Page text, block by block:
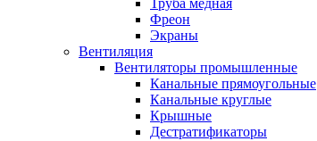
Труба медная
Фреон
Экраны
Вентиляция
Вентиляторы промышленные
Канальные прямоугольные
Канальные круглые
Крышные
Дестратификаторы